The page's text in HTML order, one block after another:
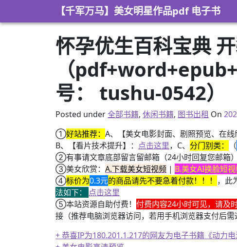
【千军万马】美女明星作品pdf 电子书
怀孕优生百科宝典
（
号： tushu-0542）
Posted under全部书籍, 休闲书籍, 图书出租 On
①好站推荐： A、【美女电影封面、剧照预览、在线
B、【看片技术提升】： 点击这里，C、 分门别类： （
②有事请文章底部留言留邮箱（24小时回复您邮箱）
③美女欣赏： A.下载美女短视频 | B.美女AI换脸短
④标价为0.3元的商品请先不要急着付款！！！ ，此
法如下： 点击这里
⑤本站资源自助付费！ 付费内容24小时可见，请及
接（推荐电脑浏览器访问，若用手机浏览器支付后需
+ 恭喜IP为180.201.1.217的网友为电子书籍《动力
+ 美女电影高清预览